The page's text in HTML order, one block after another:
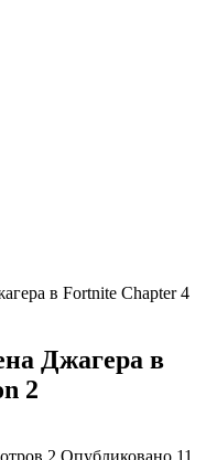
в Fortnite Chapter 4
Джагера в
2
2 Опубликовано 11